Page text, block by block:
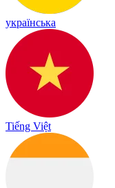
українська
Tiếng Việt